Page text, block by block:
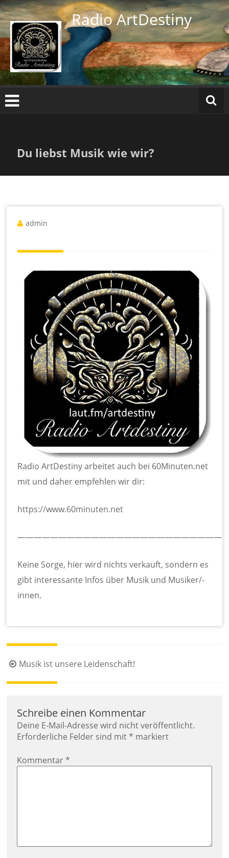
Zum
Inhalt
springen
Radio ArtDestiny
Du liebst Musik wie wir?
admin
Radio ArtDestiny arbeitet auch bei 60Minuten.net
mit und daher empfehlen wir dir:
https://www.60minuten.net
—————————————————————————
Keine Sorge, hier wird nichts verkauft, sondern es
gibt interessante Infos über Musik und Musiker/-
innen.
Beitragsnavigation
Musik ist unsere Leidenschaft!
Schreibe einen Kommentar
Deine E-Mail-Adresse wird nicht veröffentlicht.
Erforderliche Felder sind mit * markiert
Kommentar *